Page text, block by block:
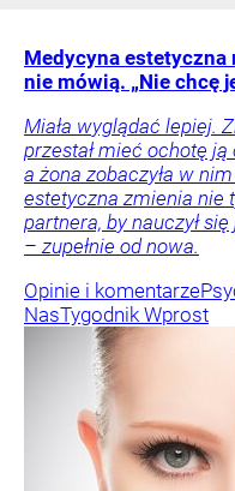
Medycyna
nie mówią. „Nie chcę
Miała wyglądać lepiej.
przestał mieć ochotę ją
a żona zobaczyła w
estetyczna zmienia nie
partnera, by nauczył
– zupełnie od nowa.
Opinie i komentarze
NasTygodnik Wprost